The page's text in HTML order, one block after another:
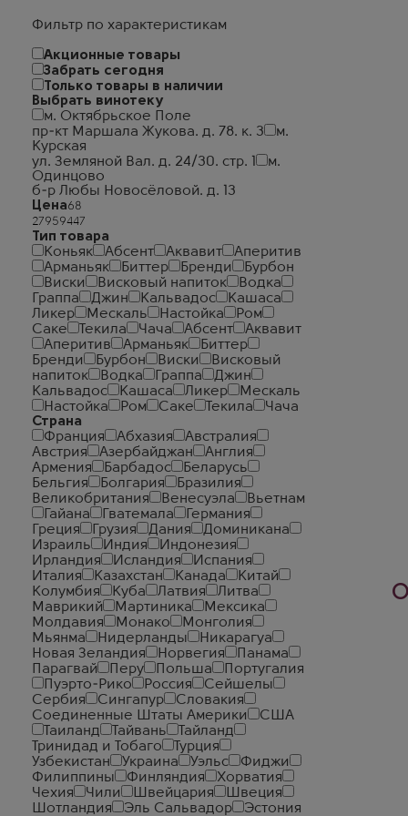
Фильтр по характеристикам
Акционные товары
Забрать сегодня
Только товары в наличии
Выбрать винотеку
м. Октябрьское Поле
пр-кт Маршала Жукова. д. 78. к. 3
м.
Курская
ул. Земляной Вал. д. 24/30. стр. 1
м.
Одинцово
б-р Любы Новосёловой. д. 13
Цена
Тип товара
Коньяк
Абсент Аквавит
Аперитив
Арманьяк
Биттер Бренди
Бурбон
Виски
Висковый напиток
Водка
Граппа
Джин Кальвадос
Кашаса
Ликер
Мескаль Настойка
Ром
Саке
Текила Чача Абсент
Аквавит
Аперитив
Арманьяк
Биттер
Бренди
Бурбон Виски
Висковый
напиток
Водка Граппа
Джин
Кальвадос
Кашаса Ликер
Мескаль
Настойка
Ром Саке Текила
Чача
Страна
Франция
Абхазия
Австралия
Австрия
Азербайджан
Англия
Армения
Барбадос
Беларусь
Бельгия
Болгария
Бразилия
Великобритания
Венесуэла
Вьетнам
Гайана
Гватемала
Германия
Греция
Грузия Дания
Доминикана
Израиль
Индия
Индонезия
Ирландия
Исландия
Испания
Италия
Казахстан Канада
Китай
Колумбия
Куба Латвия
Литва
Маврикий
Мартиника
Мексика
Молдавия
Монако
Монголия
Мьянма
Нидерланды
Никарагуа
Новая Зеландия
Норвегия
Панама
Парагвай
Перу Польша
Португалия
Пуэрто-Рико
Россия
Сейшелы
Сербия
Сингапур
Словакия
Соединенные Штаты Америки
США
Таиланд
Тайвань
Тайланд
Тринидад и Тобаго
Турция
Узбекистан
Украина Уэльс
Фиджи
Филиппины
Финляндия
Хорватия
Чехия
Чили Швейцария
Швеция
Шотландия
Эль Сальвадор
Эстония